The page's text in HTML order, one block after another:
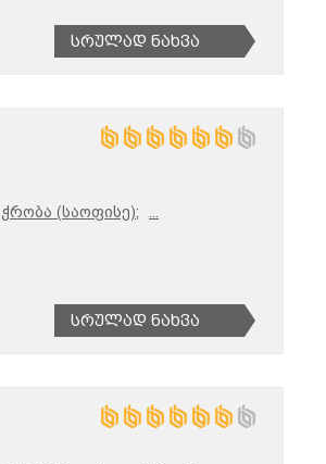
Სრულად Ნახვა
(საოფისე);
Სრულად Ნახვა